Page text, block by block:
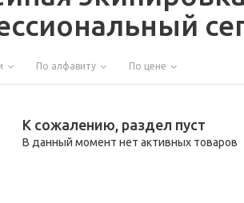
По алфавиту По цене
К сожалению, раздел пуст
В данный момент нет активных товаров